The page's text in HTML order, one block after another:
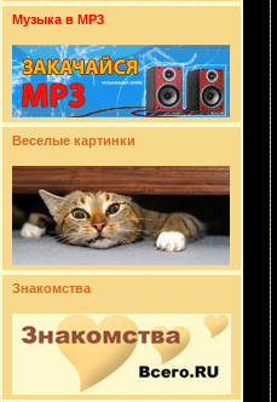
Музыка в MP3
Веселые картинки
Знакомства